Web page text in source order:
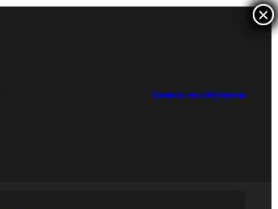
Заявка на обучение
×
×
×
×